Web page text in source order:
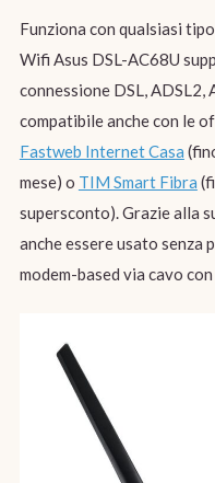
Funziona con qualsiasi
Wifi Asus DSL-AC68U
connessione DSL, ADSL2,
compatibile anche con le
Fastweb Internet Casa
mese) o TIM Smart Fibra
supersconto). Grazie alla
anche essere usato senza
modem-based via cavo